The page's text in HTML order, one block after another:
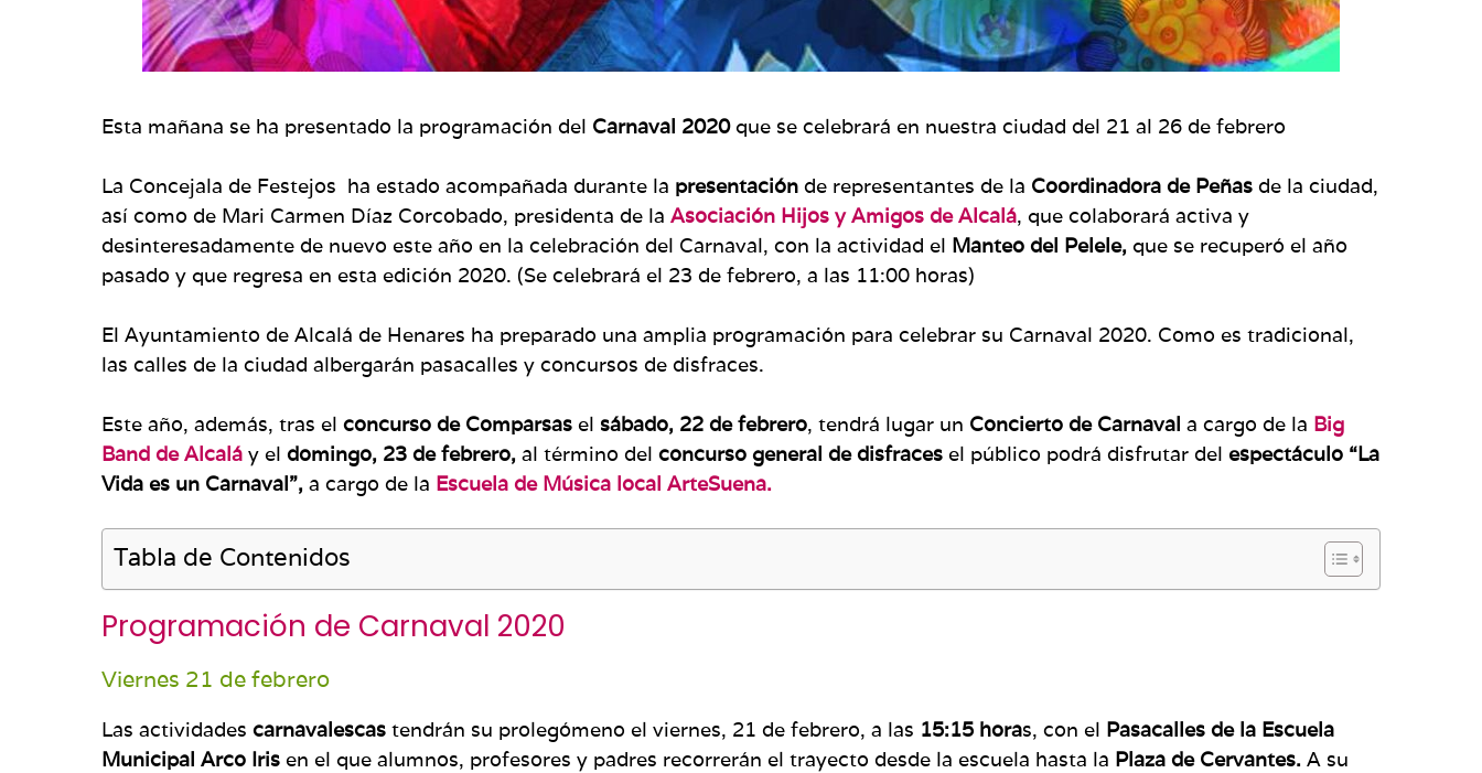
Esta mañana se ha presentado la programación del Carnaval 2020que se celebrará en nuestra ciudad del 21 al 26 de febrero
La Concejala de Festejos ha estado acompañada durante la presentación de representantes de la Coordinadora de Peñas de la ciudad,
así como de Mari Carmen Díaz Corcobado, presidenta de la Asociación Hijos y Amigos de Alcalá, que colaborará activa y
desinteresadamente de nuevo este año en la celebración del Carnaval, con la actividad el Manteo del Pelele, que se recuperó el año
pasado y que regresa en esta edición 2020. (Se celebrará el 23 de febrero, a las 11:00 horas)
El Ayuntamiento de Alcalá de Henares ha preparado una amplia programación para celebrar su Carnaval 2020. Como es tradicional,
las calles de la ciudad albergarán pasacalles y concursos de disfraces.
Este año, además, tras el concurso de Comparsas el sábado, 22 de febrero, tendrá lugar un Concierto de Carnaval a cargo de la Big
Band de Alcalá y el domingo, 23 de febrero, al término del concurso general de disfraces el público podrá disfrutar del espectáculo “La
Vida es un Carnaval”, a cargo de la Escuela de Música local ArteSuena.
Tabla de Contenidos
Programación de Carnaval 2020
Viernes 21 de febrero
Las actividades carnavalescas tendrán su prolegómeno el viernes, 21 de febrero, a las 15:15 horas, con el Pasacalles de la Escuela
Municipal Arco Iris en el que alumnos, profesores y padres recorrerán el trayecto desde la escuela hasta la Plaza de Cervantes. A su